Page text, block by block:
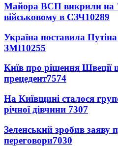
Майора ВСП викрили на
військовому в СЗЧ10289
Україна поставила
ЗМІ10255
Київ про рішення Швеції
прецедент7574
На Київщині сталося
річної дівчини 7307
Зеленський зробив заяву
переговори7030